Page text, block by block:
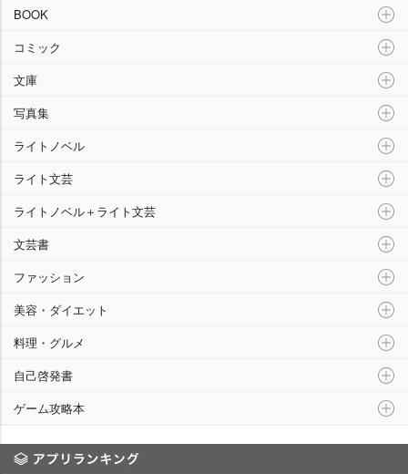
BOOK
コミック
文庫
写真集
ライトノベル
ライト文芸
ライトノベル＋ライト文芸
文芸書
ファッション
美容・ダイエット
料理・グルメ
自己啓発書
ゲーム攻略本